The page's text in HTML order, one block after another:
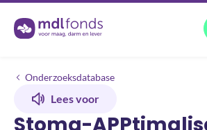
Terug naar de homepage
Onderzoeken
Onderzoeksdatabase
Stoma-APPtimalisatie: Vergroten van het
Lees voor